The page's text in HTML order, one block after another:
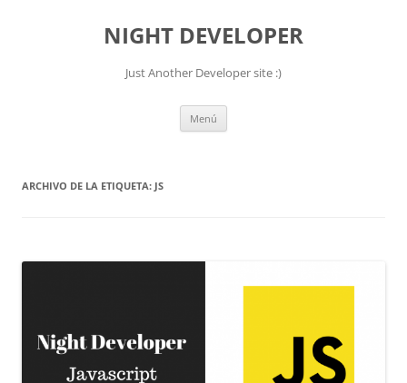
NIGHT DEVELOPER
Just Another Developer site :)
Menú
ARCHIVO DE LA ETIQUETA: JS